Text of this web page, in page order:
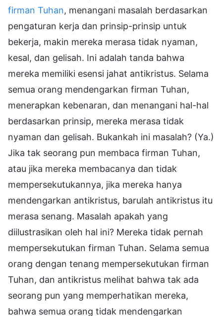
firman Tuhan, menangani masalah berdasarkan
pengaturan kerja dan prinsip-prinsip untuk
bekerja, makin mereka merasa tidak nyaman,
kesal, dan gelisah. Ini adalah tanda bahwa
mereka memiliki esensi jahat antikristus. Selama
semua orang mendengarkan firman Tuhan,
menerapkan kebenaran, dan menangani hal-hal
berdasarkan prinsip, mereka merasa tidak
nyaman dan gelisah. Bukankah ini masalah? (Ya.)
Jika tak seorang pun membaca firman Tuhan,
atau jika mereka membacanya dan tidak
mempersekutukannya, jika mereka hanya
mendengarkan antikristus, barulah antikristus itu
merasa senang. Masalah apakah yang
diilustrasikan oleh hal ini? Mereka tidak pernah
mempersekutukan firman Tuhan. Selama semua
orang dengan tenang mempersekutukan firman
Tuhan, dan antikristus melihat bahwa tak ada
seorang pun yang memperhatikan mereka,
bahwa semua orang tidak mendengarkan